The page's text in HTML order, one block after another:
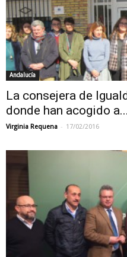
Andalucía
La consejera de
donde han acogido a...
Virginia Requena - 17/02/2016